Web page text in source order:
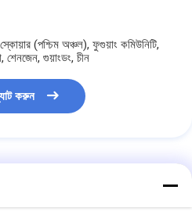
(পশ্চিম অঞ্চল), ফুগুয়াং কমিউনিটি,
শেনজেন, গুয়াংডং, চীন
করুন